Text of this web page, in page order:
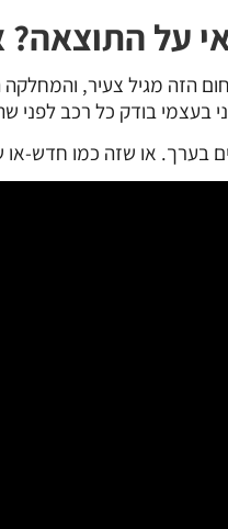
על התוצאה?
הזה מגיל צעיר,
בעצמי בודק כל רכב לפני
בערך. או שזה כמו חדש-